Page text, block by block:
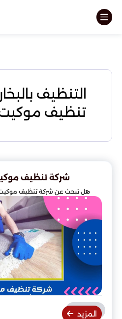
التنظيف
تنظيف
شركة تنظيف
هل تبحث عن شركة تنظيف موكيت
المزيد